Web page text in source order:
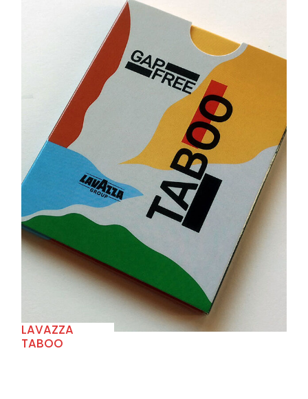
+
LAVAZZA
TABOO